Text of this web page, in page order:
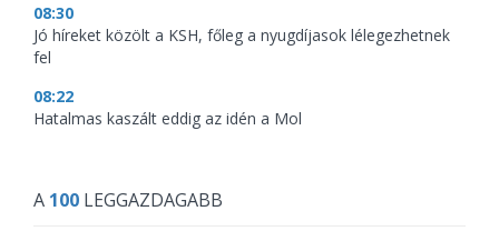
08:30
Jó híreket közölt a KSH, főleg a nyugdíjasok lélegezhetnek
fel
08:22
Hatalmas kaszált eddig az idén a Mol
A 100 LEGGAZDAGABB